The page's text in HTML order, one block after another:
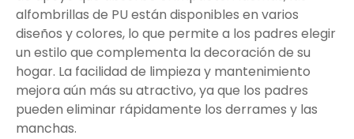
alfombrillas de PU están disponibles en varios
diseños y colores, lo que permite a los padres elegir
un estilo que complementa la decoración de su
hogar. La facilidad de limpieza y mantenimiento
mejora aún más su atractivo, ya que los padres
pueden eliminar rápidamente los derrames y las
manchas.